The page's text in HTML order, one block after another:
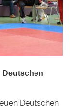
Deutschen
Deutschen